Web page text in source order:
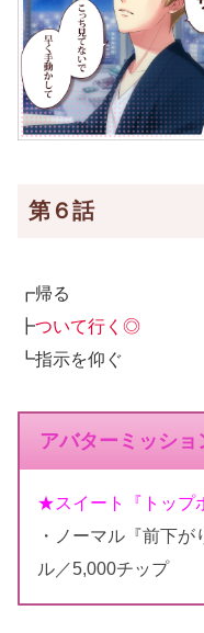
第６話
┏帰る
┣ついて行く◎
┗指示を仰ぐ
アバターミッショ
★スイート『トップ
・ノーマル『前下
ル／5,000チップ